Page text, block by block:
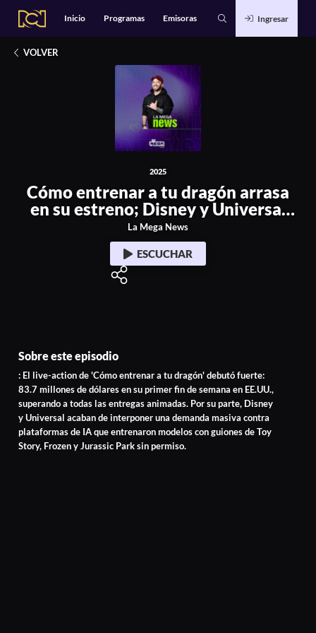
Inicio Programas Emisoras Ingresar
Catálogo
Deportes
Entretenimiento
Estilo de Vida
Música
Noticias
VOLVER
2025
Cómo entrenar a tu dragón arrasa
en su estreno; Disney y Universal
demandan a la IA
La Mega News
ESCUCHAR
Cómo entrenar a tu dragón arrasa en su
Sobre este episodio
: El live-action de 'Cómo entrenar a tu dragón' debutó fuerte:
83.7 millones de dólares en su primer fin de semana en EE.UU.,
superando a todas las entregas animadas. Por su parte, Disney
y Universal acaban de interponer una demanda masiva contra
plataformas de IA que entrenaron modelos con guiones de Toy
Story, Frozen y Jurassic Park sin permiso.